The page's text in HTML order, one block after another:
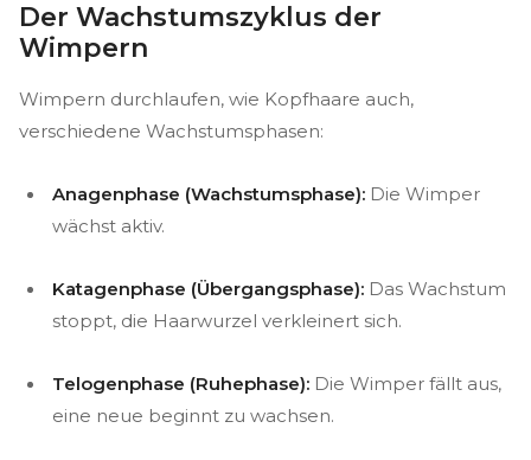
Der Wachstumszyklus der
Wimpern
Wimpern durchlaufen, wie Kopfhaare auch,
verschiedene Wachstumsphasen:
Anagenphase (Wachstumsphase): Die Wimper
wächst aktiv.
Katagenphase (Übergangsphase): Das Wachstum
stoppt, die Haarwurzel verkleinert sich.
Telogenphase (Ruhephase): Die Wimper fällt aus,
eine neue beginnt zu wachsen.